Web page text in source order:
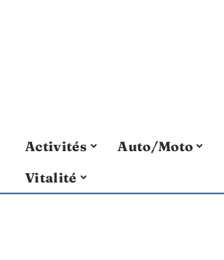
Activités Auto/Moto
Vitalité